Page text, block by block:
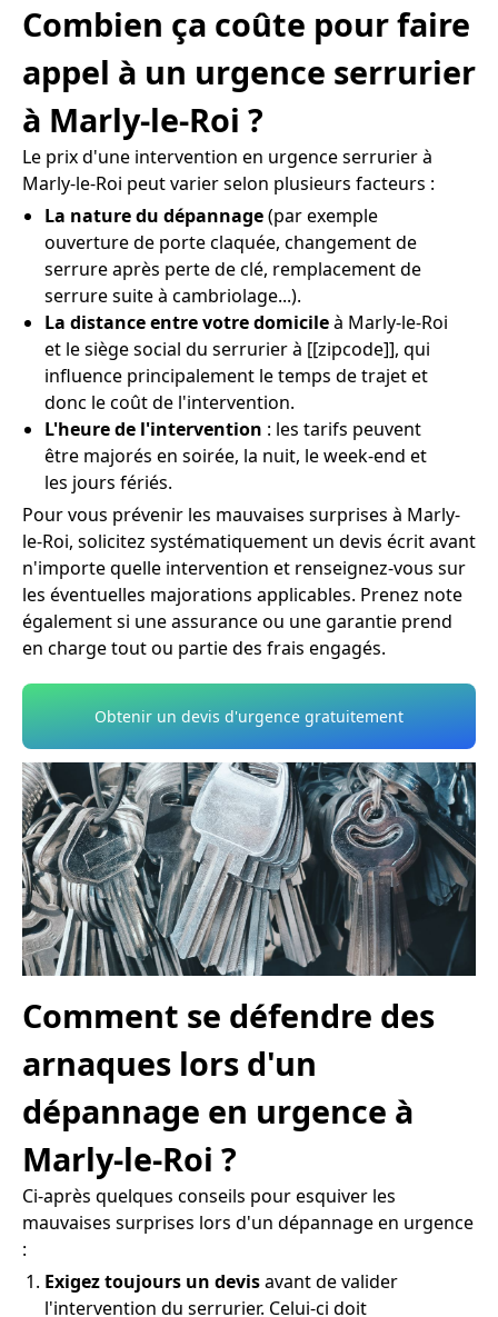
Combien ça coûte pour faire
appel à un urgence serrurier
à Marly-le-Roi ?
Le prix d'une intervention en urgence serrurier à
Marly-le-Roi peut varier selon plusieurs facteurs :
La nature du dépannage(par exemple
ouverture de porte claquée, changement de
serrure après perte de clé, remplacement de
serrure suite à cambriolage...).
La distance entre votre domicileà Marly-le-Roi
et le siège social du serrurier à [[zipcode]], qui
influence principalement le temps de trajet et
donc le coût de l'intervention.
L'heure de l'intervention : les tarifs peuvent
être majorés en soirée, la nuit, le week-end et
les jours fériés.
Pour vous prévenir les mauvaises surprises à Marly-
le-Roi, solicitez systématiquement un devis écrit avant
n'importe quelle intervention et renseignez-vous sur
les éventuelles majorations applicables. Prenez note
également si une assurance ou une garantie prend
en charge tout ou partie des frais engagés.
Obtenir un devis d'urgence gratuitement
Comment se défendre des
arnaques lors d'un
dépannage en urgence à
Marly-le-Roi ?
Ci-après quelques conseils pour esquiver les
mauvaises surprises lors d'un dépannage en urgence
:
Exigez toujours un devisavant de valider
l'intervention du serrurier. Celui-ci doit